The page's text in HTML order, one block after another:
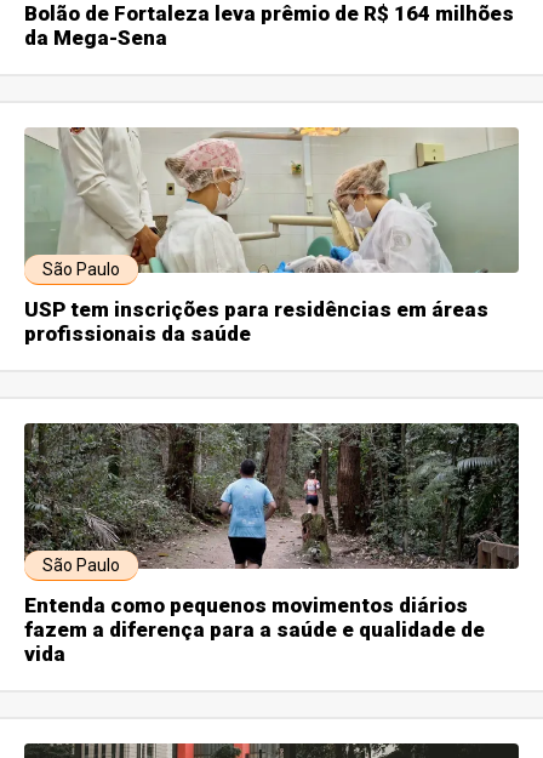
Bolão de Fortaleza leva prêmio de R$ 164 milhões
da Mega-Sena
São Paulo
USP tem inscrições para residências em áreas
profissionais da saúde
São Paulo
Entenda como pequenos movimentos diários
fazem a diferença para a saúde e qualidade de
vida